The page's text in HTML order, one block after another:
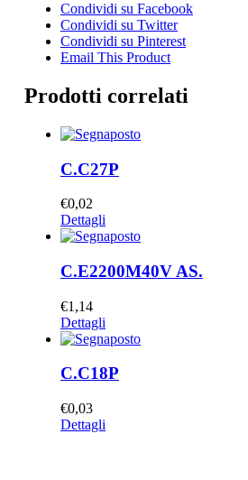
Condividi su Facebook
Condividi su Twitter
Condividi su Pinterest
Email This Product
Prodotti correlati
C.C27P
€0,02
Dettagli
C.E2200M40V AS.
€1,14
Dettagli
C.C18P
€0,03
Dettagli